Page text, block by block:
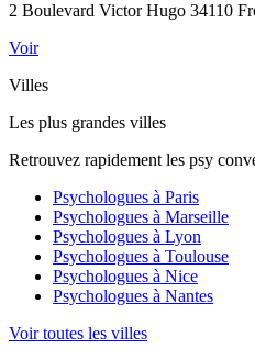
2 Boulevard Victor Hugo 34110
Voir
Villes
Les plus grandes villes
Retrouvez rapidement les psy
Psychologues à Paris
Psychologues à Marseille
Psychologues à Lyon
Psychologues à Toulouse
Psychologues à Nice
Psychologues à Nantes
Voir toutes les villes